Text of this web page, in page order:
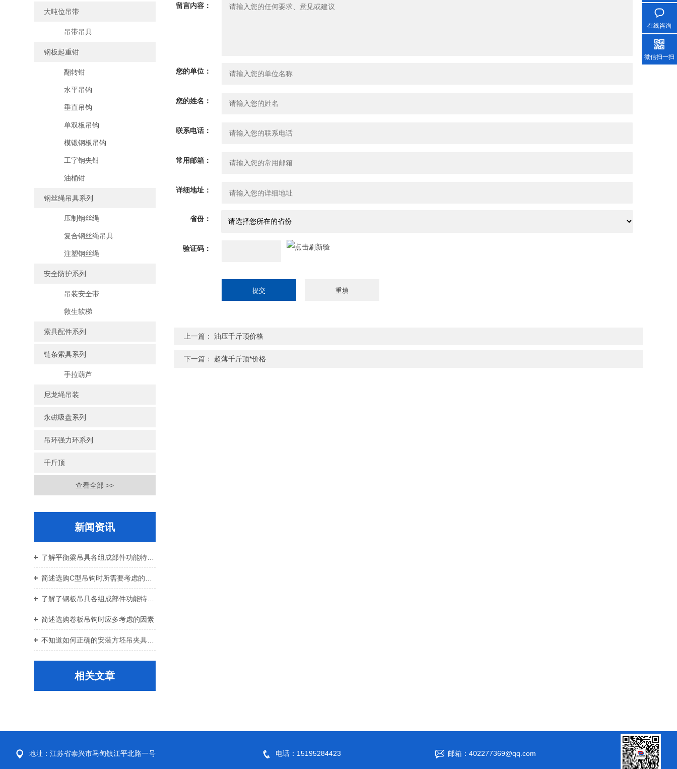
大吨位吊带
吊带吊具
钢板起重钳
翻转钳
水平吊钩
垂直吊钩
单双板吊钩
模锻钢板吊钩
工字钢夹钳
油桶钳
钢丝绳吊具系列
压制钢丝绳
复合钢丝绳吊具
注塑钢丝绳
安全防护系列
吊装安全带
救生软梯
索具配件系列
链条索具系列
手拉葫芦
尼龙绳吊装
永磁吸盘系列
吊环强力环系列
千斤顶
查看全部 >>
新闻资讯
简述选购卷板吊钩时应多考虑的因素
相关文章
留言内容：
您的单位：
您的姓名：
联系电话：
常用邮箱：
详细地址：
省份：
验证码：
上一篇：油压千斤顶价格
下一篇： 超薄千斤顶*价格
地址：江苏省泰兴市马甸镇江平北路一号 电话：15195284423 邮箱：402277369@qq.com
在线咨询
微信扫一扫